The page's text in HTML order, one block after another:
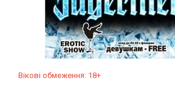
Вікові обмеження: 18+